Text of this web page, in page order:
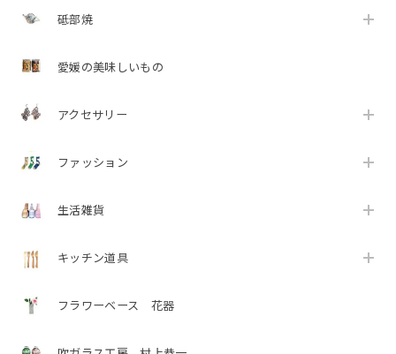
砥部焼
愛媛の美味しいもの
アクセサリー
ファッション
生活雑貨
キッチン道具
フラワーベース 花器